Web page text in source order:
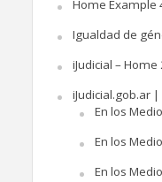
Home Example
Igualdad de
iJudicial – Home
iJudicial.gob.ar
En los
En los
En los